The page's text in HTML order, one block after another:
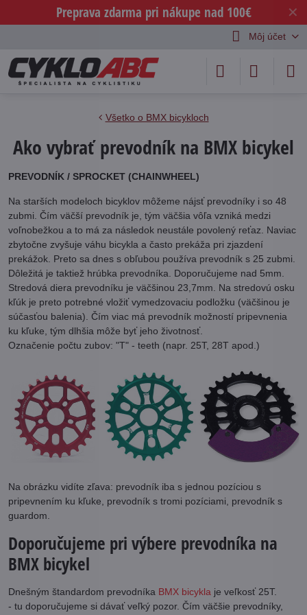
✕
Preprava zdarma pri nákupe nad 100€
Môj účet
Všetko o BMX bicykloch
Ako vybrať prevodník na BMX bicykel
PREVODNÍK / SPROCKET (CHAINWHEEL)
Na starších modeloch bicyklov môžeme nájsť prevodníky i so 48
zubmi. Čím väčší prevodník je, tým väčšia vôľa vzniká medzi
voľnobežkou a to má za následok neustále povolený reťaz. Naviac
zbytočne zvyšuje váhu bicykla a často prekáža pri zjazdení
prekážok. Preto sa dnes s obľubou používa prevodník s 25 zubmi.
Dôležitá je taktiež hrúbka prevodníka. Doporučujeme nad 5mm.
Stredová diera prevodníku je väčšinou 23,7mm. Na stredovú osku
kľúk je preto potrebné vložiť vymedzovaciu podložku (väčšinou je
súčasťou balenia). Čím viac má prevodník možností pripevnenia
ku kľuke, tým dlhšia môže byť jeho životnosť.
Označenie počtu zubov: "T" - teeth (napr. 25T, 28T apod.)
Na obrázku vidíte zľava: prevodník iba s jednou pozíciou s
pripevnením ku kľuke, prevodník s tromi pozíciami, prevodník s
guardom.
Doporučujeme pri výbere prevodníka na
BMX bicykel
Dnešným štandardom prevodníka BMX bicykla je veľkosť 25T.
- tu doporučujeme si dávať veľký pozor. Čím väčšie prevodníky,